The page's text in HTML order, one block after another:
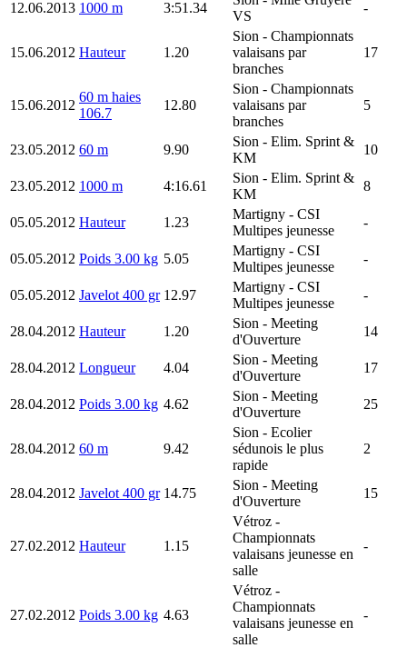
12.06.2013 1000 m 3:51.34
VS
-
15.06.2012 Hauteur 1.20
Sion - Championnats
valaisans par
branches
17
15.06.2012
60 m haies
106.7
12.80
Sion - Championnats
valaisans par
branches
5
23.05.2012 60 m 9.90
Sion - Elim. Sprint &
KM
10
23.05.2012 1000 m 4:16.61
Sion - Elim. Sprint &
KM
8
05.05.2012 Hauteur 1.23
Martigny - CSI
Multipes jeunesse
-
05.05.2012 Poids 3.00 kg 5.05
Martigny - CSI
Multipes jeunesse
-
05.05.2012 Javelot 400 gr 12.97
Martigny - CSI
Multipes jeunesse
-
28.04.2012 Hauteur 1.20
Sion - Meeting
d'Ouverture
14
28.04.2012 Longueur 4.04
Sion - Meeting
d'Ouverture
17
28.04.2012 Poids 3.00 kg 4.62
Sion - Meeting
d'Ouverture
25
28.04.2012 60 m 9.42
Sion - Ecolier
sédunois le plus
rapide
2
28.04.2012 Javelot 400 gr 14.75
Sion - Meeting
d'Ouverture
15
27.02.2012 Hauteur 1.15
Vétroz -
Championnats
valaisans jeunesse en
salle
-
27.02.2012 Poids 3.00 kg 4.63
Vétroz -
Championnats
valaisans jeunesse en
salle
-